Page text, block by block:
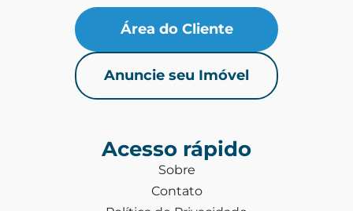
Área do Cliente
Anuncie seu Imóvel
Acesso rápido
Sobre
Contato